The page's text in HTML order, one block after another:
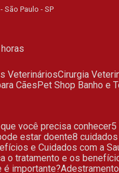
São Paulo - SP
Veterinários Cirurgia
Cães
Pet Shop Banho e
você precisa conhecer
estar doente
8
e Cuidados com a
o tratamento e os
é importante?